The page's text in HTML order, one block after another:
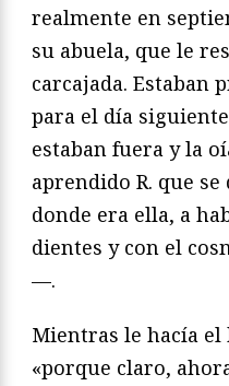
realmente en
su abuela, que le
carcajada. Estaban
para el día
estaban fuera y la
aprendido R. que
donde era ella, a
dientes y con el
—.
Mientras le hacía el
«porque claro,